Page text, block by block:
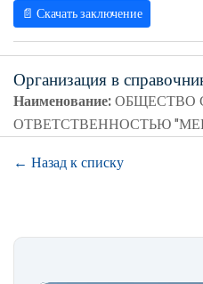
📄 Скачать заключение
Организация в
Наименование:ОБЩЕСТВО
ОТВЕТСТВЕННОСТЬЮ
← Назад к списку